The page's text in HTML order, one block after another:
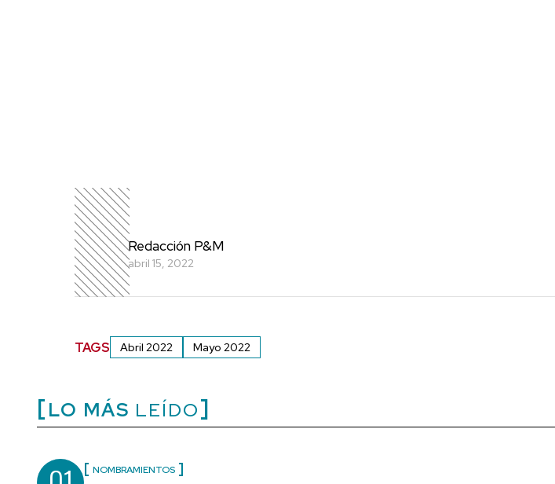
Redacción P&M
abril 15, 2022
TAGS Abril 2022 Mayo 2022
LO MÁS LEÍDO
NOMBRAMIENTOS